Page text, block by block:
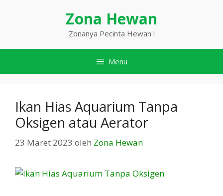
Zona Hewan
Zonanya Pecinta Hewan !
Menu
Ikan Hias Aquarium Tanpa
Oksigen atau Aerator
23 Maret 2023 oleh Zona Hewan